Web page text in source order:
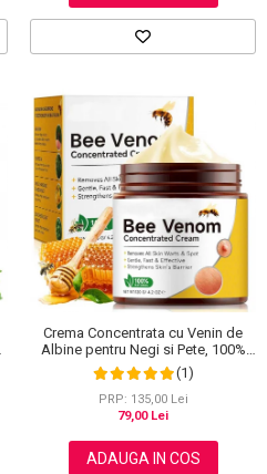
Crema Concentrata cu Venin de
Albine pentru Negi si Pete, 100%
Naturala, 120 g
(1)
PRP: 135,00 Lei
79,00 Lei
ADAUGA IN COS